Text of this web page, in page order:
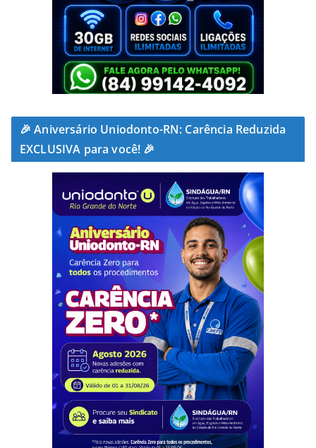
🎉 Aniversário Uniodonto-RN: Carência Reduzida
EXCLUSIVA para você! 🎉